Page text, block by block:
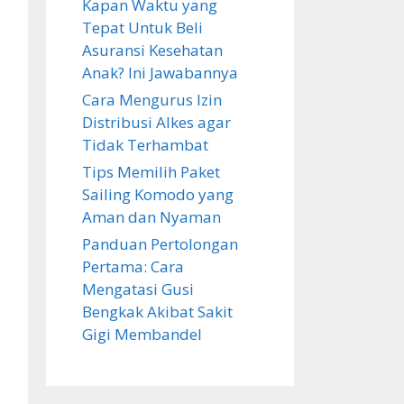
Kapan Waktu yang
Tepat Untuk Beli
Asuransi Kesehatan
Anak? Ini Jawabannya
Cara Mengurus Izin
Distribusi Alkes agar
Tidak Terhambat
Tips Memilih Paket
Sailing Komodo yang
Aman dan Nyaman
Panduan Pertolongan
Pertama: Cara
Mengatasi Gusi
Bengkak Akibat Sakit
Gigi Membandel